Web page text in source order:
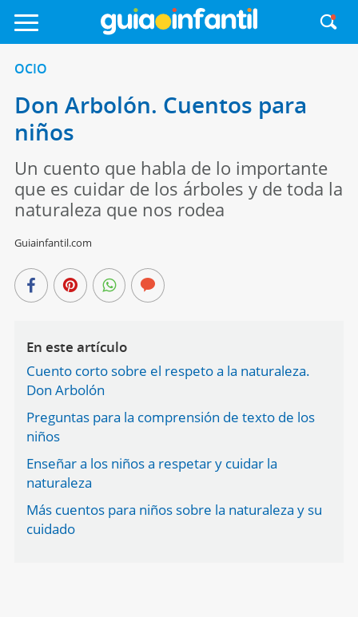
OCIO
Don Arbolón. Cuentos para
niños
Un cuento que habla de lo importante
que es cuidar de los árboles y de toda la
naturaleza que nos rodea
Guiainfantil.com
En este artículo
Cuento corto sobre el respeto a la naturaleza.
Don Arbolón
Preguntas para la comprensión de texto de los
niños
Enseñar a los niños a respetar y cuidar la
naturaleza
Más cuentos para niños sobre la naturaleza y su
cuidado